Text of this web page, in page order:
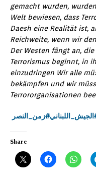
gemacht wurden,
Welt bewiesen, dass
Daesh eine Realität ist,
Reichweite, wenn wir
Der Westen fängt an,
Terrorismus beginnt, in
einzudringen Wir alle
bekämpfen und wir
Terrororganisationen
#زمن_النصر الجيش_اللبناني
Share